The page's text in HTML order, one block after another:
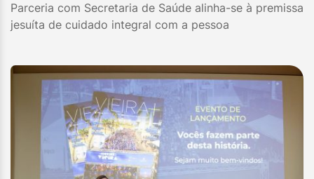
Parceria com Secretaria de Saúde alinha-se à premissa
jesuíta de cuidado integral com a pessoa